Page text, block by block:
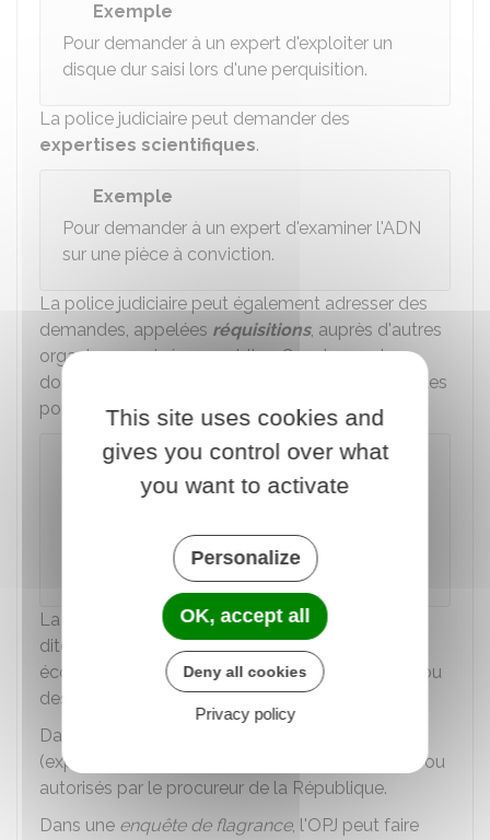
Exemple
Pour demander à un expert d'exploiter un
disque dur saisi lors d'une perquisition.
La police judiciaire peut demander des
expertises scientifiques.
Exemple
Pour demander à un expert d'examiner l'ADN
sur une pièce à conviction.
La police judiciaire peut également adresser des
demandes, appelées réquisitions, auprès d'autres
organismes privés ou publics. Ces demandes
doivent permettre d'obtenir des informations utiles
pour l'enquête.
Exemple
Adresser une réquisition à un opérateur
appels téléphoniques émis ou reçus sur un
numéro de téléphone.
La police judiciaire peut procéder à des mesures
dites
de surveillance secrète"comme des
écoutes téléphonique, une surveillance visuelle ou
des techniques de géolocalisation.
Dans une
(expertises, examens ...) doivent être demandés ou
autorisés par le procureur de la République.
Dans une enquête de flagrance, l'OPJ peut faire
This site uses cookies and
gives you control over what
you want to activate
Personalize
OK, accept all
Deny all cookies
Privacy policy